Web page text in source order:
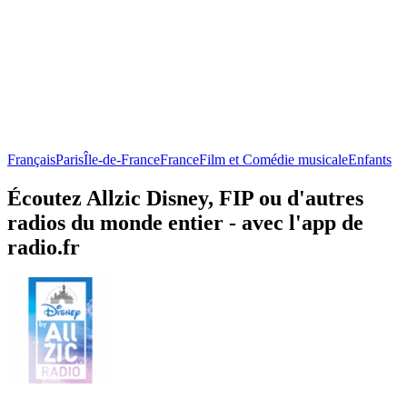
FrançaisParisÎle-de-FranceFranceFilm et Comédie musicaleEnfants
Écoutez Allzic Disney, FIP ou d'autres
radios du monde entier - avec l'app de
radio.fr